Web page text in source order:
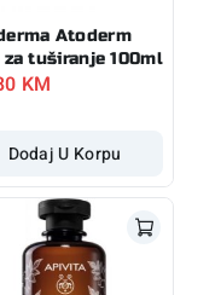
Atoderm
tuširanje 100ml
KM
Dodaj U Korpu